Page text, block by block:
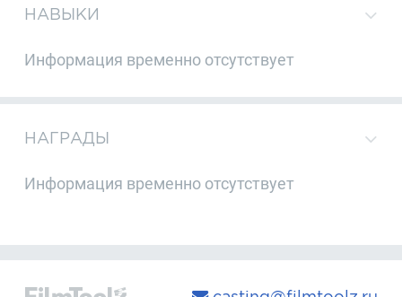
НАВЫКИ
Информация временно отсутствует
НАГРАДЫ
Информация временно отсутствует